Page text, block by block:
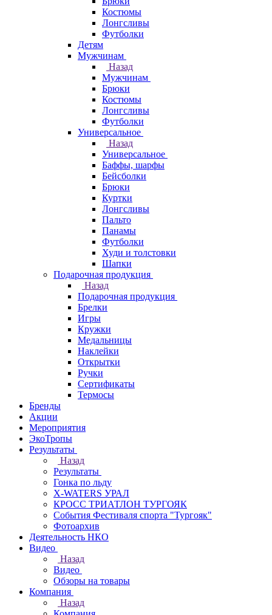
Костюмы
Лонгсливы
Футболки
Детям
Мужчинам
Назад
Мужчинам
Брюки
Костюмы
Лонгсливы
Футболки
Универсальное
Назад
Универсальное
Баффы, шарфы
Бейсболки
Брюки
Куртки
Лонгсливы
Пальто
Панамы
Футболки
Худи и толстовки
Шапки
Подарочная продукция
Назад
Подарочная продукция
Брелки
Игры
Кружки
Медальницы
Наклейки
Открытки
Ручки
Сертификаты
Термосы
Бренды
Акции
Мероприятия
ЭкоТропы
Результаты
Назад
Результаты
Гонка по льду
X-WATERS УРАЛ
КРОСС ТРИАТЛОН ТУРГОЯК
События Фестиваля спорта "Тургояк"
Фотоархив
Деятельность НКО
Видео
Назад
Видео
Обзоры на товары
Компания
Назад